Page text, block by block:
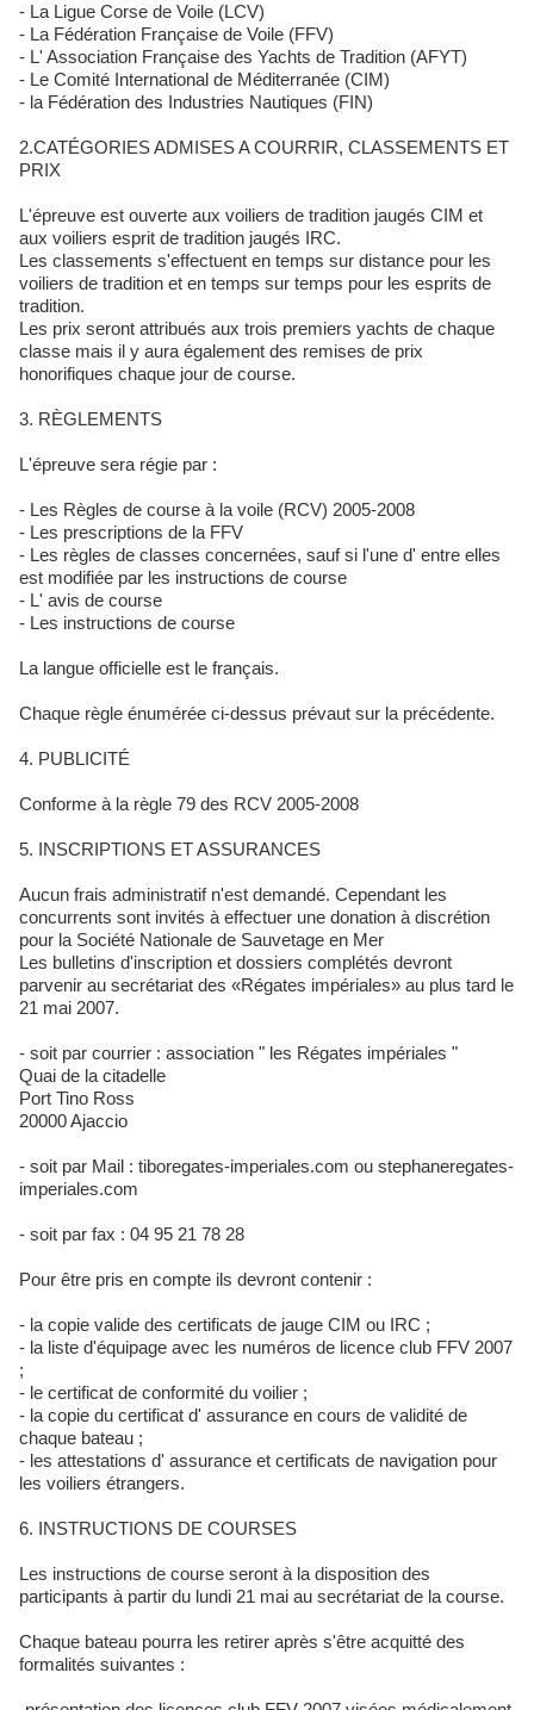
- La Ligue Corse de Voile (LCV)
- La Fédération Française de Voile (FFV)
- L' Association Française des Yachts de Tradition (AFYT)
- Le Comité International de Méditerranée (CIM)
- la Fédération des Industries Nautiques (FIN)
2.CATÉGORIES ADMISES A COURRIR, CLASSEMENTS ET
PRIX
L'épreuve est ouverte aux voiliers de tradition jaugés CIM et
aux voiliers esprit de tradition jaugés IRC.
Les classements s'effectuent en temps sur distance pour les
voiliers de tradition et en temps sur temps pour les esprits de
tradition.
Les prix seront attribués aux trois premiers yachts de chaque
classe mais il y aura également des remises de prix
honorifiques chaque jour de course.
3. RÈGLEMENTS
L'épreuve sera régie par :
- Les Règles de course à la voile (RCV) 2005-2008
- Les prescriptions de la FFV
- Les règles de classes concernées, sauf si l'une d' entre elles
est modifiée par les instructions de course
- L' avis de course
- Les instructions de course
La langue officielle est le français.
Chaque règle énumérée ci-dessus prévaut sur la précédente.
4. PUBLICITÉ
Conforme à la règle 79 des RCV 2005-2008
5. INSCRIPTIONS ET ASSURANCES
Aucun frais administratif n'est demandé. Cependant les
concurrents sont invités à effectuer une donation à discrétion
pour la Société Nationale de Sauvetage en Mer
Les bulletins d'inscription et dossiers complétés devront
parvenir au secrétariat des «Régates impériales» au plus tard le
21 mai 2007.
- soit par courrier : association " les Régates impériales "
Quai de la citadelle
Port Tino Ross
20000 Ajaccio
- soit par Mail : tiboregates-imperiales.com ou stephaneregates-
imperiales.com
- soit par fax : 04 95 21 78 28
Pour être pris en compte ils devront contenir :
- la copie valide des certificats de jauge CIM ou IRC ;
- la liste d'équipage avec les numéros de licence club FFV 2007
;
- le certificat de conformité du voilier ;
- la copie du certificat d' assurance en cours de validité de
chaque bateau ;
- les attestations d' assurance et certificats de navigation pour
les voiliers étrangers.
6. INSTRUCTIONS DE COURSES
Les instructions de course seront à la disposition des
participants à partir du lundi 21 mai au secrétariat de la course.
Chaque bateau pourra les retirer après s'être acquitté des
formalités suivantes :